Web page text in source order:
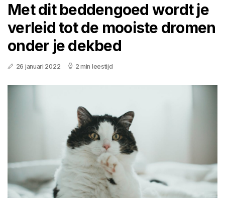
Met dit beddengoed wordt je
verleid tot de mooiste dromen
onder je dekbed
26 januari 2022 2 min leestijd